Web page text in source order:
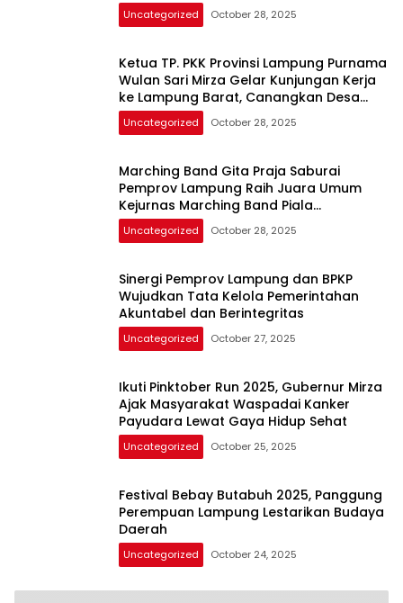
Uncategorized October 28, 2025
Ketua TP. PKK Provinsi Lampung Purnama
Wulan Sari Mirza Gelar Kunjungan Kerja
ke Lampung Barat, Canangkan Desa
TAPIS
Uncategorized October 28, 2025
Marching Band Gita Praja Saburai
Pemprov Lampung Raih Juara Umum
Kejurnas Marching Band Piala
Kemenpora RI 2025 Dinas Kominfotik
Provinsi Lampung
Uncategorized October 28, 2025
Sinergi Pemprov Lampung dan BPKP
Wujudkan Tata Kelola Pemerintahan
Akuntabel dan Berintegritas
Uncategorized October 27, 2025
Ikuti Pinktober Run 2025, Gubernur Mirza
Ajak Masyarakat Waspadai Kanker
Payudara Lewat Gaya Hidup Sehat
Uncategorized October 25, 2025
Festival Bebay Butabuh 2025, Panggung
Perempuan Lampung Lestarikan Budaya
Daerah
Uncategorized October 24, 2025